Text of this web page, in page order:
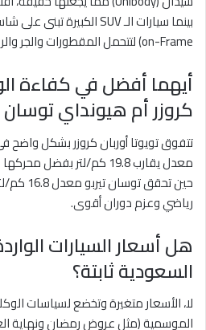
on-Frame) لتتحمل المقطورات والجر والرمال الثقيلة.
أيهما أفضل في كفاءة
كروزر أم هيونداي توسان
تتفوق تويوتا أوربان كروزر بشكل
معدل يقارب 19.8 كم/لتر
حين
رياضي وعزم دوران أقوى.
هل أسعار السيارات
السعودية ثابتة؟
لا، الأسعار متغيرة وتخضع لسياسات
الموسمية (مثل عروض رمضان ونهاية